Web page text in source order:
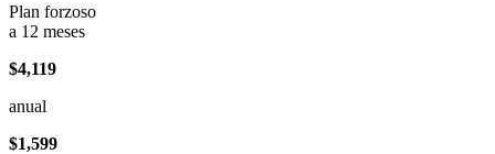
Plan forzoso
a 12 meses
$4,119
anual
$1,599